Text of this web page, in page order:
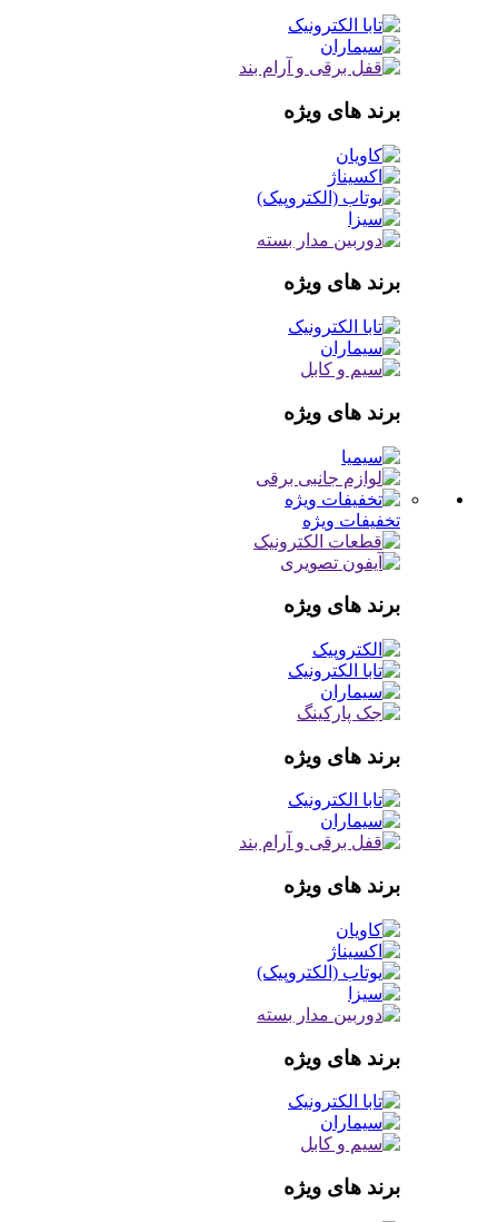
برند های ویژه
برند های ویژه
برند های ویژه
تخفیفات ویژه
برند های ویژه
برند های ویژه
برند های ویژه
برند های ویژه
برند های ویژه